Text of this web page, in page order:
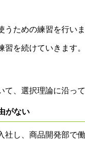
うための練習を行い
を続けていきます。
て、選択理論に沿っ
がない
社し、商品開発部で